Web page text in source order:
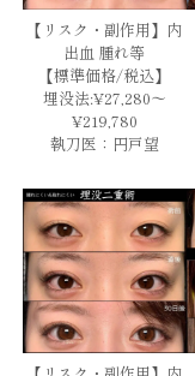
【リスク・副作用】内
出血 腫れ等
【標準価格/税込】
埋没法:¥27,280～
¥219,780
執刀医：円戸望